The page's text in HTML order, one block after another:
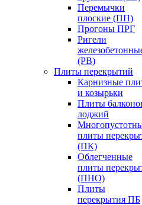
Перемычки
плоские (ПП)
Прогоны ПРГ
Ригели
(РВ)
Плиты перекрытий
Карнизные
и козырьки
Плиты
лоджий
плиты
(ПК)
Облегченные
плиты
(ПНО)
Плиты
перекрытия ПБ